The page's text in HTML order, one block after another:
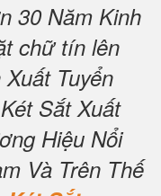
30 Năm Kinh
chữ tín lên
Tuyển
Sắt Xuất
Hiệu Nổi
Và Trên Thế